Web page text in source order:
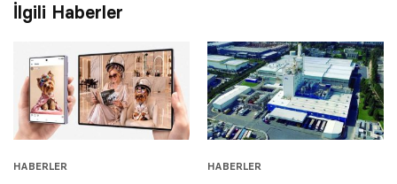
İlgili Haberler
HABERLER HABERLER